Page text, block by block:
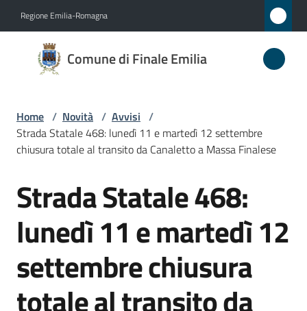
Regione Emilia-Romagna
Comune di Finale Emilia
Comune
di
Emilia
Novità
Menu selezionato
Servizi
Vivere
il
Home / Novità / Avvisi /
Strada Statale 468: lunedì 11 e martedì 12 settembre
chiusura totale al transito da Canaletto a Massa Finalese
Salta al contenuto
Strada Statale 468:
lunedì 11 e martedì 12
settembre chiusura
totale al transito da